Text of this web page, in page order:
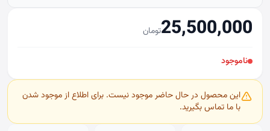
25,500,000تومان
ناموجود
این محصول در حال حاضر موجود نیست. برای اطلاع از موجود شدن
با ما تماس بگیرید.